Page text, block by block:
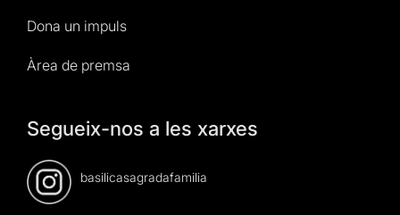
Dona un impuls
Àrea de premsa
Segueix-nos a les xarxes
basilicasagradafamilia